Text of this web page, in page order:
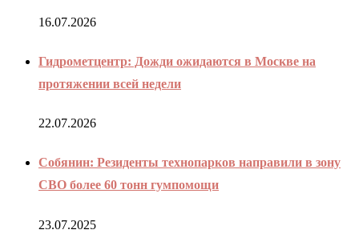
16.07.2026
Гидрометцентр: Дожди ожидаются в Москве на
протяжении всей недели
22.07.2026
Собянин: Резиденты технопарков направили в зону
СВО более 60 тонн гумпомощи
23.07.2025